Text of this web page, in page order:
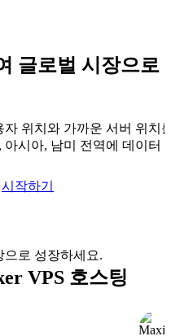
글로벌 시장으로
위치와 가까운 서버 위치
시아, 남미 전역에 데이터
시작하기
VPS 호스팅